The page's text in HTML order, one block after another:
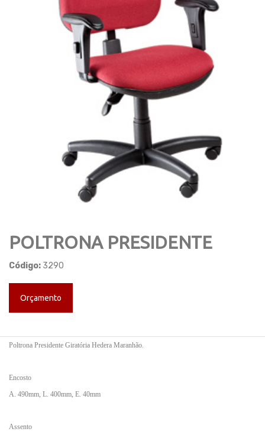
POLTRONA PRESIDENTE
Código: 3290
Orçamento
Poltrona Presidente Giratória Hedera Maranhão.
Encosto
A. 490mm, L. 400mm, E. 40mm
Assento